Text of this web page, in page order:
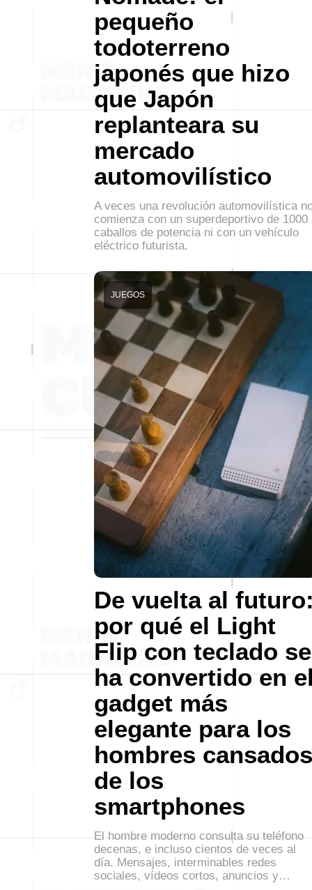
pequeño
todoterreno
japonés que hizo
que Japón
replanteara su
mercado
automovilístico
A veces una revolución automovilística
comienza con un superdeportivo de 1000
caballos de potencia ni con un vehículo
eléctrico futurista.
De vuelta al
por qué el Light
Flip con teclado se
ha convertido en
gadget más
elegante para los
hombres cansados
de los
smartphones
JUEGOS
El hombre moderno consulta su teléfono
decenas, e incluso cientos de veces al
día. Mensajes, interminables redes
sociales, vídeos cortos, anuncios y…